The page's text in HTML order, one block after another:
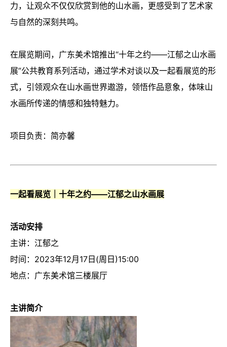
力，让观众不仅仅欣赏到他的山水画，更感受到了艺术家
与自然的深刻共鸣。
在展览期间，广东美术馆推出“十年之约——江郁之山水画
展”公共教育系列活动，通过学术对谈以及一起看展览的形
式，引领观众在山水画世界遨游，领悟作品意象，体味山
水画所传递的情感和独特魅力。
项目负责：简亦馨
一起看展览｜十年之约——江郁之山水画展
活动安排
主讲：江郁之
时间：2023年12月17日(周日)15:00
地点：广东美术馆三楼展厅
主讲简介